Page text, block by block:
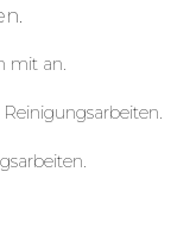
mit an.